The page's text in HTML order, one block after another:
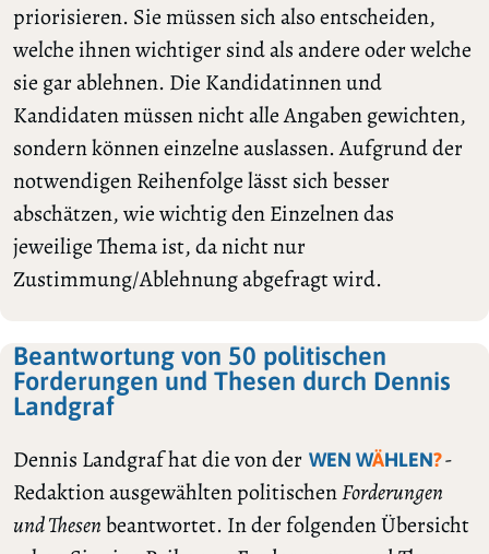
priorisieren. Sie müssen sich also entscheiden,
welche ihnen wichtiger sind als andere oder welche
sie gar ablehnen. Die Kandidatinnen und
Kandidaten müssen nicht alle Angaben gewichten,
sondern können einzelne auslassen. Aufgrund der
notwendigen Reihenfolge lässt sich besser
abschätzen, wie wichtig den Einzelnen das
jeweilige Thema ist, da nicht nur
Zustimmung/Ablehnung abgefragt wird.
Beantwortung von 50 politischen
Forderungen und Thesen durch Dennis
Landgraf
Dennis Landgraf hat die von der WEN WÄHLEN?-
Redaktion ausgewählten politischenForderungen
und Thesenbeantwortet. In der folgenden Übersicht